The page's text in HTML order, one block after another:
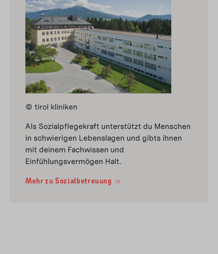
© tirol kliniken
Als Sozialpflegekraft unterstützt du Menschen
in schwierigen Lebenslagen und gibts ihnen
mit deinem Fachwissen und
Einfühlungsvermögen Halt.
Mehr zu Sozialbetreuung